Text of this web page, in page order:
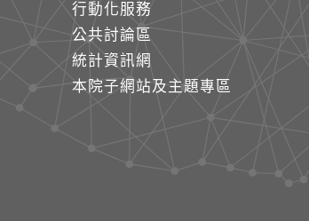
行動化服務
公共討論區
統計資訊網
本院子網站及主題專區